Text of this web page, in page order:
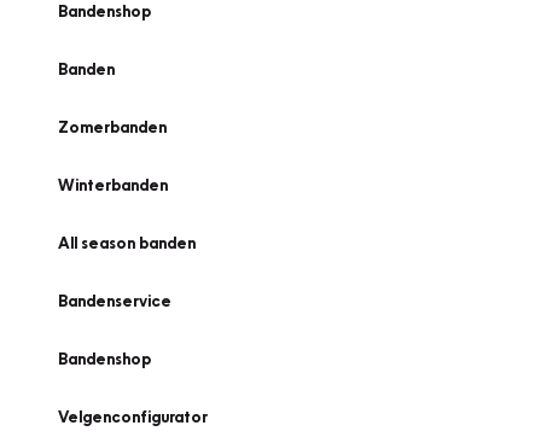
Bandenshop
Banden
Zomerbanden
Winterbanden
All season banden
Bandenservice
Bandenshop
Velgenconfigurator